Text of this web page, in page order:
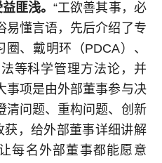
匪浅。“工欲善其事，必
易懂言语，先后介绍了专
、戴明环（PDCA）、
等科学管理方法论，并
事项是由外部董事参与决
清问题、重构问题、创新
，给外部董事详细讲解
每名外部董事都能愿意